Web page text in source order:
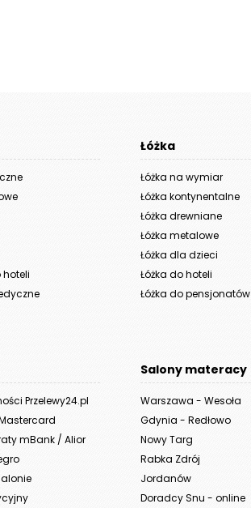
Łóżka
Łóżka na wymiar
Łóżka kontynentalne
Łóżka drewniane
Łóżka metalowe
Łóżka dla dzieci
Łóżka do hoteli
Łóżka do pensjonatów
Przelewy24.pl
mBank / Alior
Salony materacy
Warszawa - Wesoła
Gdynia - Redłowo
Nowy Targ
Rabka Zdrój
Jordanów
Doradcy Snu - online